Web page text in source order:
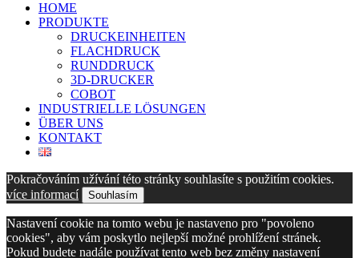
HOME
PRODUKTE
DRUCKEINHEITEN
FLACHDRUCK
RUNDDRUCK
3D-DRUCKER
COBOT
INDUSTRIELLE LÖSUNGEN
ÜBER UNS
KONTAKT
Pokračováním užívání této stránky souhlasíte s použitím cookies.
více informací
Souhlasím
Nastavení cookie na tomto webu je nastaveno pro "povoleno
cookies", aby vám poskytlo nejlepší možné prohlížení stránek.
Pokud budete nadále používat tento web bez změny nastavení